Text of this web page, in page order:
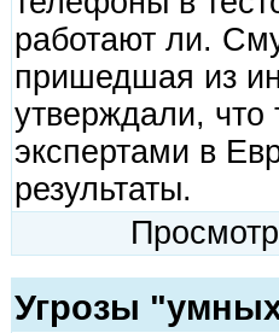
работают ли.
пришедшая из
утверждали,
экспертами в
результаты.
Угрозы